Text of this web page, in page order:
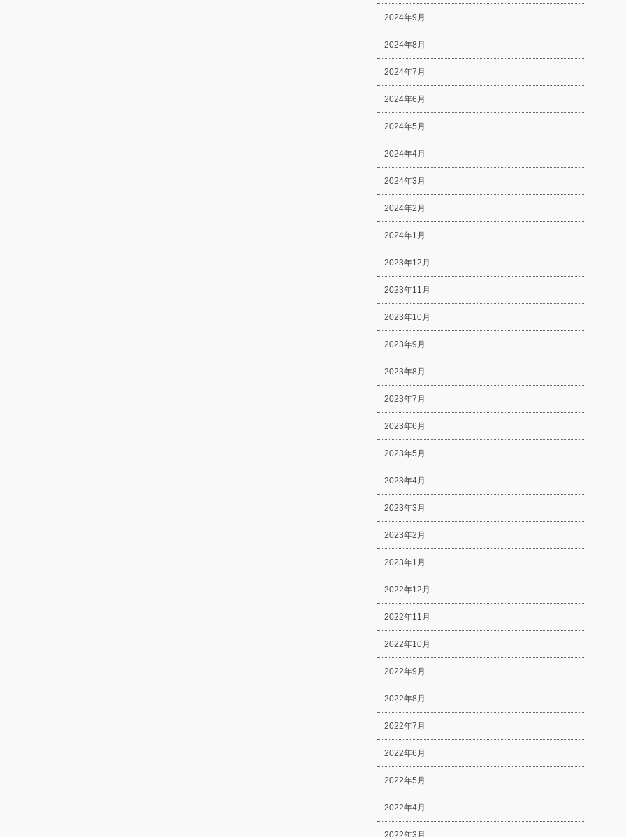
2024年9月
2024年8月
2024年7月
2024年6月
2024年5月
2024年4月
2024年3月
2024年2月
2024年1月
2023年12月
2023年11月
2023年10月
2023年9月
2023年8月
2023年7月
2023年6月
2023年5月
2023年4月
2023年3月
2023年2月
2023年1月
2022年12月
2022年11月
2022年10月
2022年9月
2022年8月
2022年7月
2022年6月
2022年5月
2022年4月
2022年3月